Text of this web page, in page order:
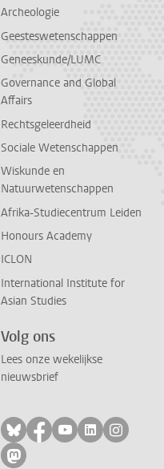
Archeologie
Geesteswetenschappen
Geneeskunde/LUMC
Governance and Global
Affairs
Rechtsgeleerdheid
Sociale Wetenschappen
Wiskunde en
Natuurwetenschappen
Afrika-Studiecentrum Leiden
Honours Academy
ICLON
International Institute for
Asian Studies
Volg ons
Lees onze wekelijkse
nieuwsbrief
Volg ons op bluesky
Volg ons op
Volg ons op
Volg ons
Volg
Volg ons op mastodon